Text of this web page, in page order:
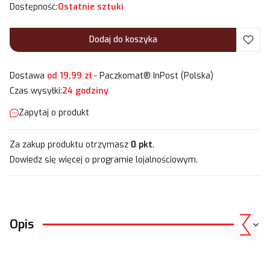
Dostępność:Ostatnie sztuki
Dodaj do koszyka
Dostawa od 19,99 zł- Paczkomat® InPost (Polska)
Czas wysyłki:24 godziny
Zapytaj o produkt
Za zakup produktu otrzymasz 0 pkt.
Dowiedz się więcej o programie lojalnościowym.
Opis